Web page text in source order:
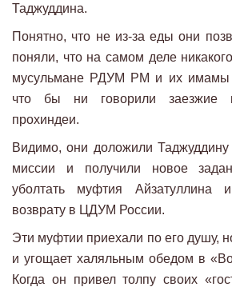
Таджуддина.
Понятно, что не из-за еды они
поняли, что на самом деле
мусульмане РДУМ РМ и их имамы
что бы ни говорили заезжие
прохиндеи.
Видимо, они доложили
миссии и получили новое
уболтать муфтия Айзатуллина
возврату в ЦДУМ России.
Эти муфтии приехали по его душу,
и угощает халяльным обедом в
Когда он привел толпу своих